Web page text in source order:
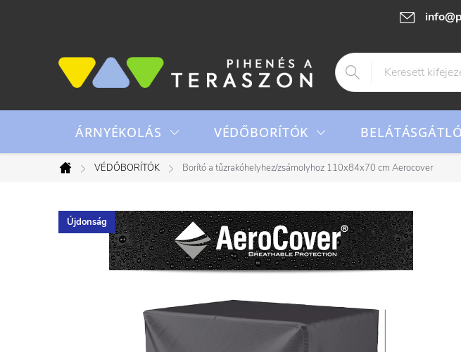
ÁRNYÉKOLÁS VÉDŐBORÍTÓK BELÁTÁSGÁTLÓ
Kezdőlap
VÉDŐBORÍTÓK Borító a tűzrakóhelyhez/zsámolyhoz 110x84x70 cm Aerocover
Újdonság